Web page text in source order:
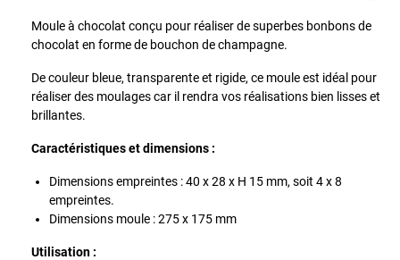
Moule à chocolat conçu pour réaliser de superbes bonbons de
chocolat en forme de bouchon de champagne.
De couleur bleue, transparente et rigide, ce moule est idéal pour
réaliser des moulages car il rendra vos réalisations bien lisses et
brillantes.
Caractéristiques et dimensions :
Dimensions empreintes : 40 x 28 x H 15 mm, soit 4 x 8
empreintes.
Dimensions moule : 275 x 175 mm
Utilisation :